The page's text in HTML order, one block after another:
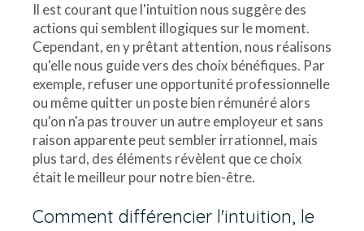
Il est courant que l'intuition nous suggère des
actions qui semblent illogiques sur le moment.
Cependant, en y prêtant attention, nous réalisons
qu'elle nous guide vers des choix bénéfiques. Par
exemple, refuser une opportunité professionnelle
ou même quitter un poste bien rémunéré alors
qu'on n'a pas trouver un autre employeur et sans
raison apparente peut sembler irrationnel, mais
plus tard, des éléments révèlent que ce choix
était le meilleur pour notre bien-être.
Comment différencier l'intuition, le